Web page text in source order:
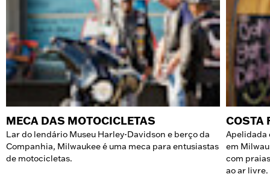
MECA DAS MOTOCICLETAS
Lar do lendário Museu Harley-Davidson e berço da
Companhia, Milwaukee é uma meca para entusiastas
de motocicletas.
COSTA
Apelidada
em
com
ao ar livre.